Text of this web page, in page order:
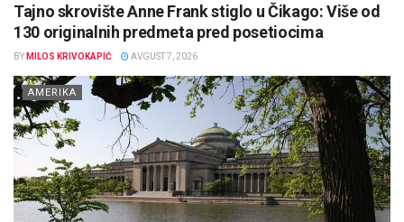
Tajno skrovište Anne Frank stiglo u Čikago: Više od
130 originalnih predmeta pred posetiocima
BY MILOS KRIVOKAPIĆ AVGUST 7, 2026
AMERIKA